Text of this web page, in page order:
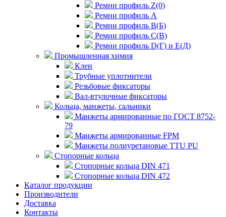
Ремни профиль Z(0)
Ремни профиль А
Ремни профиль В(Б)
Ремни профиль С(В)
Ремни профиль D(Г) и E(Д)
Промышленная химия
Клеи
Трубные уплотнители
Резьбовые фиксаторы
Вал-втулочные фиксаторы
Кольца, манжеты, сальники
Манжеты армированные по ГОСТ 8752-
79
Манжеты армированные FPM
Манжеты полиуретановые TTU PU
Стопорные кольца
Стопорные кольца DIN 471
Стопорные кольца DIN 472
Каталог продукции
Производители
Доставка
Контакты